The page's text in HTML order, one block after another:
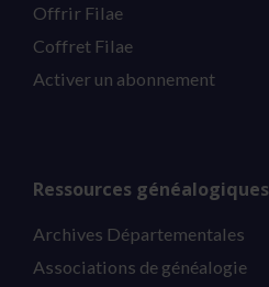
Offrir Filae
Coffret Filae
Activer un abonnement
Ressources généalogiques
Archives Départementales
Associations de généalogie